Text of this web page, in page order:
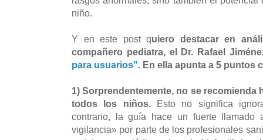
niño.
Y en este post quiero destacar en
compañero pediatra, el Dr. Rafael
para usuarios". En ella apunta a 5 puntos
1) Sorprendentemente, no se recomienda
todos los niños.Esto no significa
contrario, la guía hace un fuerte llamado
vigilancia» por parte de los profesionales